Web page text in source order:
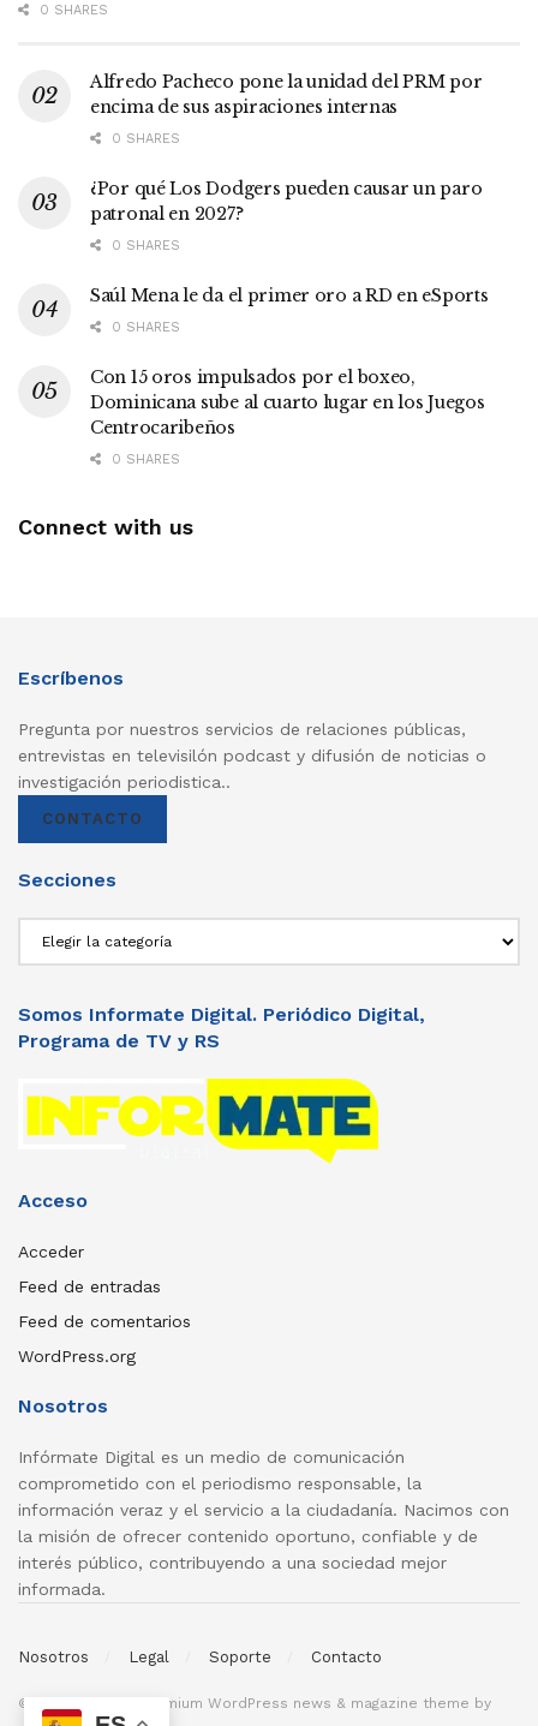
0 SHARES
Alfredo Pacheco pone la unidad del PRM por
encima de sus aspiraciones internas
0 SHARES
¿Por qué Los Dodgers pueden causar un paro
patronal en 2027?
0 SHARES
Saúl Mena le da el primer oro a RD en eSports
0 SHARES
Con 15 oros impulsados por el boxeo,
Dominicana sube al cuarto lugar en los Juegos
Centrocaribeños
0 SHARES
Connect with us
Escríbenos
Pregunta por nuestros servicios de relaciones públicas,
entrevistas en televisilón podcast y difusión de noticias o
investigación periodistica..
CONTACTO
Secciones
Somos Informate Digital. Periódico Digital,
Programa de TV y RS
Acceso
Acceder
Feed de entradas
Feed de comentarios
WordPress.org
Nosotros
Infórmate Digital es un medio de comunicación
comprometido con el periodismo responsable, la
información veraz y el servicio a la ciudadanía. Nacimos con
la misión de ofrecer contenido oportuno, confiable y de
interés público, contribuyendo a una sociedad mejor
informada.
Nosotros Legal Soporte Contacto
© 2026
- Premium WordPress news & magazine theme by